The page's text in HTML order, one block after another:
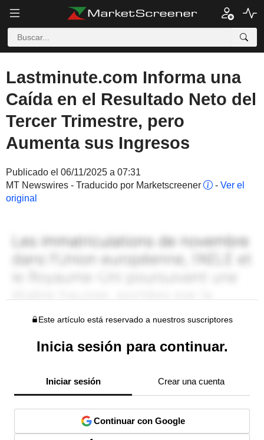
Lastminute.com Informa una
Caída en el Resultado Neto del
Tercer Trimestre, pero
Aumenta sus Ingresos
Publicado el 06/11/2025 a 07:31
MT Newswires - Traducido por Marketscreener
- Ver el
original
Este artículo está reservado a nuestros suscriptores
Inicia sesión para continuar.
Iniciar sesión Crear una cuenta
Continuar con Google